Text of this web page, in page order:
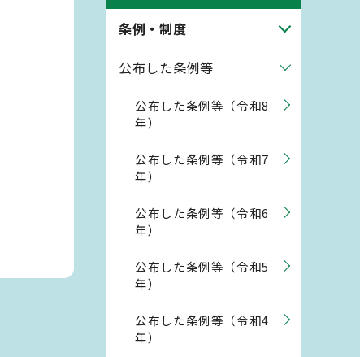
条例・制度
公布した条例等
公布した条例等（令和8
年）
公布した条例等（令和7
年）
公布した条例等（令和6
年）
公布した条例等（令和5
年）
公布した条例等（令和4
年）